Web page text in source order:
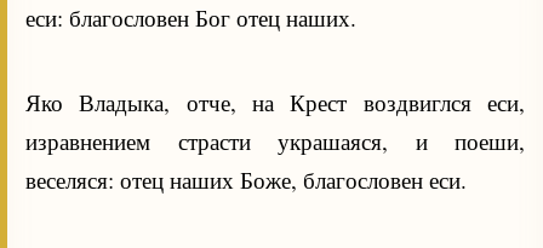
еси: благословен Бог отец наших.
Яко Владыка, отче, на Крест воздвиглся еси,
изравнением страсти украшаяся, и поеши,
веселяся: отец наших Боже, благословен еси.